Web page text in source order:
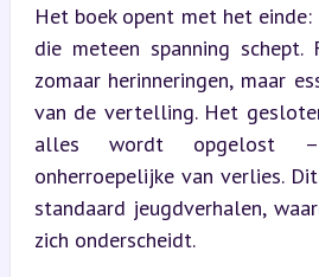
Het boek opent met het
die meteen spanning schept.
zomaar herinneringen, maar
van de vertelling. Het
alles wordt opgelost
onherroepelijke van verlies.
standaard jeugdverhalen,
zich onderscheidt.